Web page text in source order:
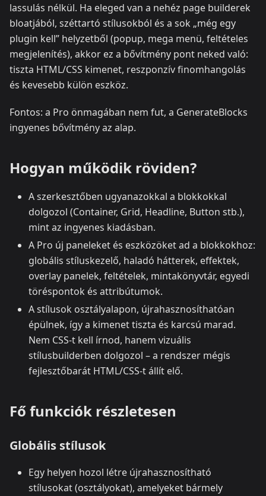
lassulás nélkül. Ha eleged van a nehéz page builderek
bloatjából, széttartó stílusokból és a sok „még egy
plugin kell” helyzetből (popup, mega menü, feltételes
megjelenítés), akkor ez a bővítmény pont neked való:
tiszta HTML/CSS kimenet, reszponzív finomhangolás
és kevesebb külön eszköz.
Fontos: a Pro önmagában nem fut, a GenerateBlocks
ingyenes bővítmény az alap.
Hogyan működik röviden?
A szerkesztőben ugyanazokkal a blokkokkal
dolgozol (Container, Grid, Headline, Button stb.),
mint az ingyenes kiadásban.
A Pro új paneleket és eszközöket ad a blokkokhoz:
globális stíluskezelő, haladó hátterek, effektek,
overlay panelek, feltételek, mintakönyvtár, egyedi
töréspontok és attribútumok.
A stílusok osztályalapon, újrahasznosíthatóan
épülnek, így a kimenet tiszta és karcsú marad.
Nem CSS‑t kell írnod, hanem vizuális
stílusbuilderben dolgozol – a rendszer mégis
fejlesztőbarát HTML/CSS‑t állít elő.
Fő funkciók részletesen
Globális stílusok
Egy helyen hozol létre újrahasznosítható
stílusokat (osztályokat), amelyeket bármely